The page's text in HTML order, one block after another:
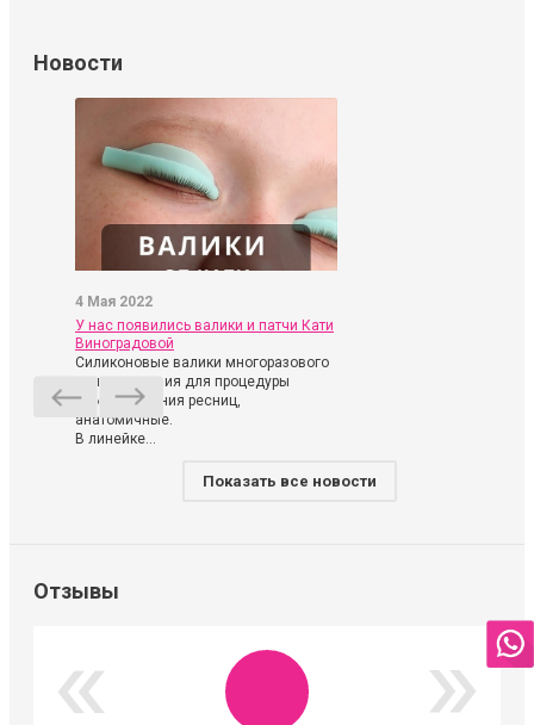
Новости
4 Мая 2022
У нас появились валики и патчи Кати
Виноградовой
Силиконовые валики многоразового
использования для процедуры
ламинирования ресниц,
анатомичные.
В линейке...
Показать все новости
Отзывы